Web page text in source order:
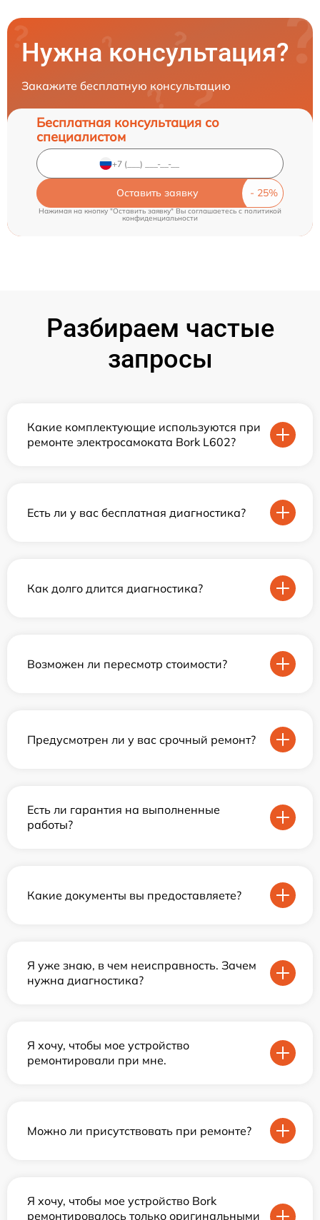
Нужна консультация?
Закажите бесплатную консультацию
Бесплатная консультация со
специалистом
Оставить заявку
Нажимая на кнопку "Оставить заявку" Вы соглашаетесь cполитикой
конфиденциальности
Разбираем частые
запросы
Какие комплектующие используются при
ремонте электросамоката Bork L602?
Есть ли у вас бесплатная диагностика?
Как долго длится диагностика?
Возможен ли пересмотр стоимости?
Предусмотрен ли у вас срочный ремонт?
Есть ли гарантия на выполненные
работы?
Какие документы вы предоставляете?
Я уже знаю, в чем неисправность. Зачем
нужна диагностика?
Я хочу, чтобы мое устройство
ремонтировали при мне.
Можно ли присутствовать при ремонте?
Я хочу, чтобы мое устройство Bork
ремонтировалось только оригинальными